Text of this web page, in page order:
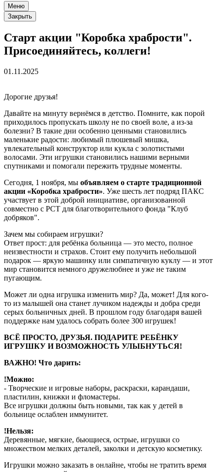
Меню
Закрыть
Старт акции "Коробка храбрости".
Присоединяйтесь, коллеги!
01.11.2025
Дорогие друзья!
Давайте на минуту вернёмся в детство. Помните, как порой
приходилось пропускать школу не по своей воле, а из-за
болезни? В такие дни особенно ценными становились
маленькие радости: любимый плюшевый мишка,
увлекательный конструктор или кукла с золотистыми
волосами. Эти игрушки становились нашими верными
спутниками и помогали пережить трудные моменты.
Сегодня, 1 ноября, мы объявляем о старте традиционной
акции «Коробка храбрости». Уже шесть лет подряд ПАКС
участвует в этой доброй инициативе, организованной
совместно с РСТ для благотворительного фонда "Клуб
добряков".
Зачем мы собираем игрушки?
Ответ прост: для ребёнка больница — это место, полное
неизвестности и страхов. Стоит ему получить небольшой
подарок — яркую машинку или симпатичную куклу — и этот
мир становится немного дружелюбнее и уже не таким
пугающим.
Может ли одна игрушка изменить мир? Да, может! Для кого-
то из малышей она станет лучиком надежды и добра среди
серых больничных дней. В прошлом году благодаря вашей
поддержке нам удалось собрать более 300 игрушек!
ВСЁ ПРОСТО, ДРУЗЬЯ. ПОДАРИТЕ РЕБЁНКУ
ИГРУШКУ И ВОЗМОЖНОСТЬ УЛЫБНУТЬСЯ!
ВАЖНО! Что дарить:
!Можно:
- Творческие и игровые наборы, раскраски, карандаши,
пластилин, книжки и фломастеры.
Все игрушки должны быть новыми, так как у детей в
больнице ослаблен иммунитет.
!Нельзя:
Деревянные, мягкие, бьющиеся, острые, игрушки со
множеством мелких деталей, заколки и детскую косметику.
Игрушки можно заказать в онлайне, чтобы не тратить время